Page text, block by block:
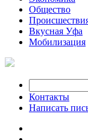
Общество
Вкусная Уфа
Мобилизация
Контакты
Написать